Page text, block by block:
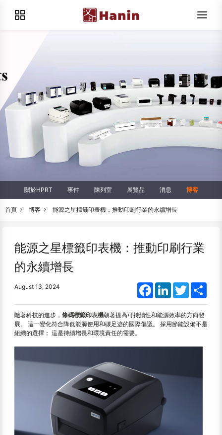
關於HPRT 事件 陳列室 展覽品 消息 博客
首頁 博客 能源之星標籤印表機：推動印刷行業的永續增長
能源之星標籤印表機：推動印刷行業
的永續增長
August 13, 2024 FacebookLinkedInTwitter
隨著科技的進步， 條碼標籤印表機朝著提高可持續性和能源效率的方向發
展。 這一變化符合降低能源使用和碳足迹的國際倡議。 採用節能設備不是
組織的選擇； 這是持續增長和環境責任的需要。